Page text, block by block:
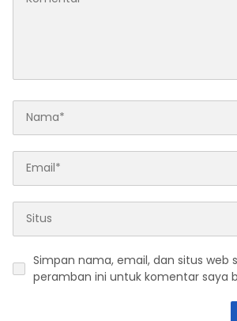
Simpan nama, email, dan situs web
peramban ini untuk komentar saya